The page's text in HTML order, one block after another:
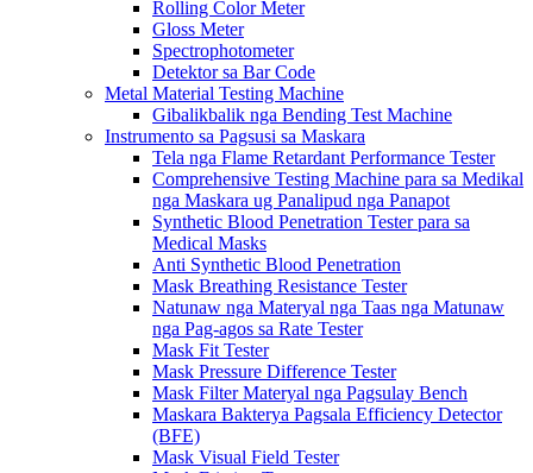
Rolling Color Meter
Gloss Meter
Spectrophotometer
Detektor sa Bar Code
Metal Material Testing Machine
Gibalikbalik nga Bending Test Machine
Instrumento sa Pagsusi sa Maskara
Tela nga Flame Retardant Performance Tester
Comprehensive Testing Machine para sa Medikal
nga Maskara ug Panalipud nga Panapot
Synthetic Blood Penetration Tester para sa
Medical Masks
Anti Synthetic Blood Penetration
Mask Breathing Resistance Tester
Natunaw nga Materyal nga Taas nga Matunaw
nga Pag-agos sa Rate Tester
Mask Fit Tester
Mask Pressure Difference Tester
Mask Filter Materyal nga Pagsulay Bench
Maskara Bakterya Pagsala Efficiency Detector
(BFE)
Mask Visual Field Tester